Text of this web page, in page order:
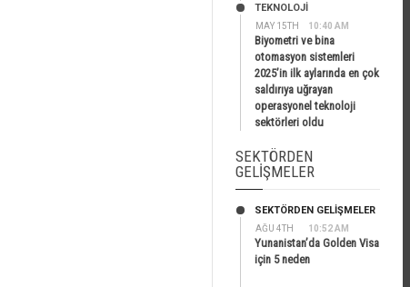
MAY 15TH 10:40 AM
TEKNOLOJİ
Biyometri ve bina
otomasyon sistemleri
2025’in ilk aylarında en çok
saldırıya uğrayan
operasyonel teknoloji
sektörleri oldu
SEKTÖRDEN
GELIŞMELER
AĞU 4TH 10:52 AM
SEKTÖRDEN GELIŞMELER
Yunanistan’da Golden Visa
için 5 neden